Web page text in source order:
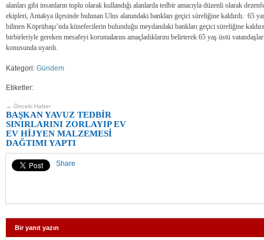
alanları gibi insanların toplu olarak kullandığı alanlarda tedbir amacıyla düzenli olarak
ekipleri, Antakya ilçesinde bulunan Ulus alanındaki bankları geçici süreliğine kaldırdı. 65
bilinen Köprübaşı’nda künefecilerin bulunduğu meydandaki bankları geçici süreliğine
birbirleriyle gereken mesafeyi korumalarını amaçladıklarını belirterek 65 yaş üstü
konusunda uyardı.
Kategori: Gündem
Etiketler:
← Önceki Haber
BAŞKAN YAVUZ TEDBİR
SINIRLARINI ZORLAYIP EV
EV HİJYEN MALZEMESİ
DAĞTIMI YAPTI
Share
Bir yanıt yazın